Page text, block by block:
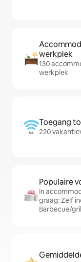
werkplek
130
werkplek
Toegang
220
Populaire
In
graag: Zelf
Barbecue/